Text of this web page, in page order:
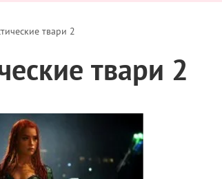
твари 2
твари 2